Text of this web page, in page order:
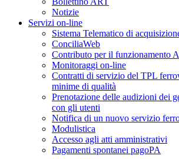
Notizie
Servizi on-line
Sistema Telematico di
ConciliaWeb
Contributo per il funzionamento
Monitoraggi on-line
Contratti di servizio del TPL
minime di qualità
Prenotazione delle audizioni dei
con gli utenti
Notifica di un nuovo servizio
Modulistica
Accesso agli atti amministrativi
Pagamenti spontanei pagoPA